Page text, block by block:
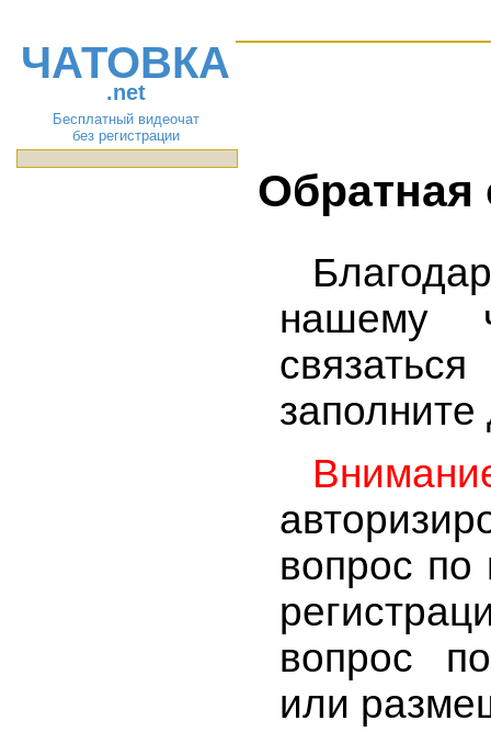
ЧАТОВКА
.net
Бесплатный видеочат
без регистрации
Обратная
нашему
вопрос по
вопрос
или